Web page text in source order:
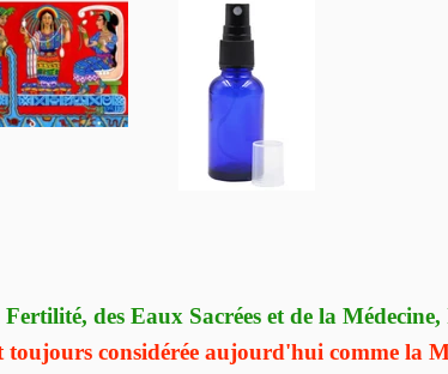
Fertilité, des Eaux Sacrées et de la
toujours considérée aujourd'hui comme la